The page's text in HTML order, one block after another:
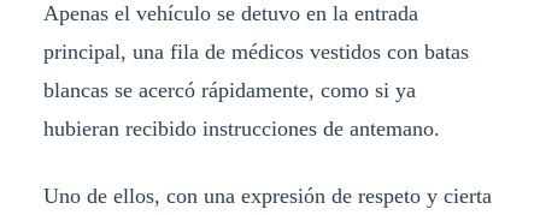
Apenas el vehículo se detuvo en la entrada
principal, una fila de médicos vestidos con batas
blancas se acercó rápidamente, como si ya
hubieran recibido instrucciones de antemano.
Uno de ellos, con una expresión de respeto y cierta